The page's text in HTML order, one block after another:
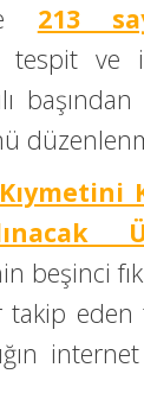
213
tespit ve
beşinci
eden